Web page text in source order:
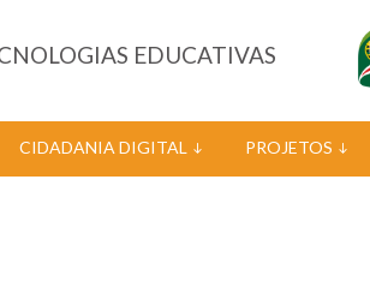
EDUCATIVAS
CIDADANIA DIGITAL PROJETOS